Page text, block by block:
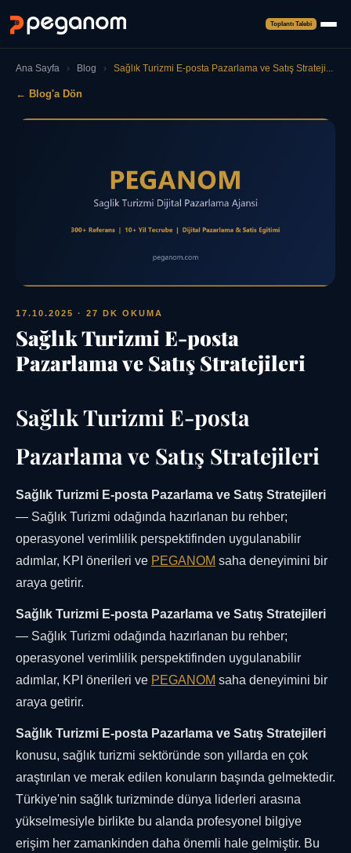
Toplantı Talebi
Ana Sayfa › Blog › Sağlık Turizmi E-posta Pazarlama ve Satış Strateji...
← Blog'a Dön
17.10.2025 · 27 DK OKUMA
Sağlık Turizmi E-posta
Pazarlama ve Satış Stratejileri
Sağlık Turizmi E-posta
Pazarlama ve Satış Stratejileri
Sağlık Turizmi E-posta Pazarlama ve Satış Stratejileri
— Sağlık Turizmi odağında hazırlanan bu rehber;
operasyonel verimlilik perspektifinden uygulanabilir
adımlar, KPI önerileri ve PEGANOM saha deneyimini bir
araya getirir.
Sağlık Turizmi E-posta Pazarlama ve Satış Stratejileri
— Sağlık Turizmi odağında hazırlanan bu rehber;
operasyonel verimlilik perspektifinden uygulanabilir
adımlar, KPI önerileri ve PEGANOM saha deneyimini bir
araya getirir.
Sağlık Turizmi E-posta Pazarlama ve Satış Stratejileri
konusu, sağlık turizmi sektöründe son yıllarda en çok
araştırılan ve merak edilen konuların başında gelmektedir.
Türkiye'nin sağlık turizminde dünya liderleri arasına
yükselmesiyle birlikte bu alanda profesyonel bilgiye
erişim her zamankinden daha önemli hale gelmiştir. Bu